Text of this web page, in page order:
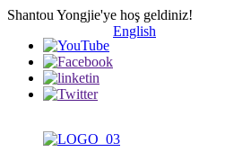
Shantou Yongjie'ye hoş geldiniz!
English